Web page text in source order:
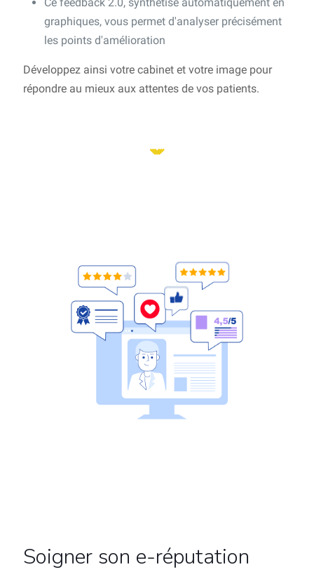
graphiques, vous permet d'analyser précisément
les points d'amélioration
Développez ainsi votre cabinet et votre image pour
répondre au mieux aux attentes de vos patients.
Soigner son e-réputation